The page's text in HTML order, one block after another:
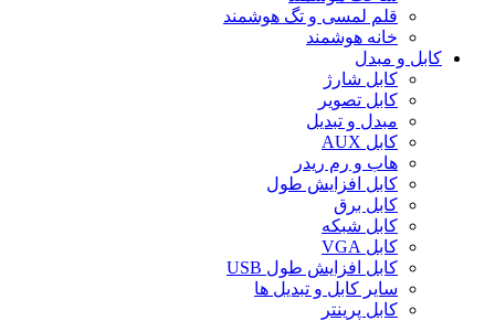
قلم لمسی و تگ هوشمند
خانه هوشمند
کابل و مبدل
کابل شارژ
کابل تصویر
مبدل و تبدیل
کابل AUX
هاب و رم ریدر
کابل افزایش طول
کابل برق
کابل شبکه
کابل VGA
کابل افزایش طول USB
سایر کابل و تبدیل ها
کابل پرینتر